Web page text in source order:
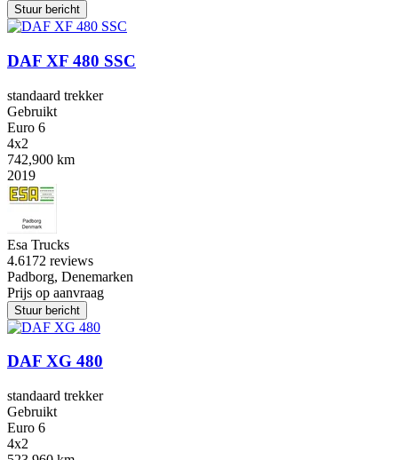
Stuur bericht
DAF XF 480 SSC
standaard trekker
Gebruikt
Euro 6
4x2
742,900 km
2019
Esa Trucks
4.6172 reviews
Padborg, Denemarken
Prijs op aanvraag
Stuur bericht
DAF XG 480
standaard trekker
Gebruikt
Euro 6
4x2